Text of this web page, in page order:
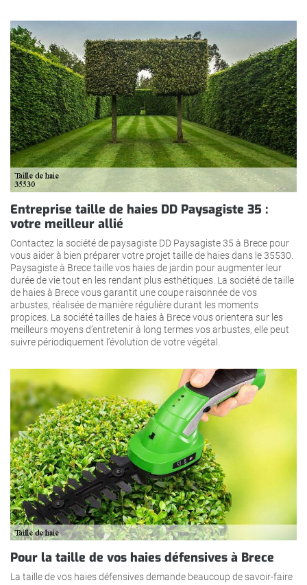
Entreprise taille de haies DD Paysagiste 35 :
votre meilleur allié
Contactez la société de paysagiste DD Paysagiste 35 à Brece pour
vous aider à bien préparer votre projet taille de haies dans le 35530.
Paysagiste à Brece taille vos haies de jardin pour augmenter leur
durée de vie tout en les rendant plus esthétiques. La société de taille
de haies à Brece vous garantit une coupe raisonnée de vos
arbustes, réalisée de manière régulière durant les moments
propices. La société tailles de haies à Brece vous orientera sur les
meilleurs moyens d’entretenir à long termes vos arbustes, elle peut
suivre périodiquement l’évolution de votre végétal.
Pour la taille de vos haies défensives à Brece
La taille de vos haies défensives demande beaucoup de savoir-faire